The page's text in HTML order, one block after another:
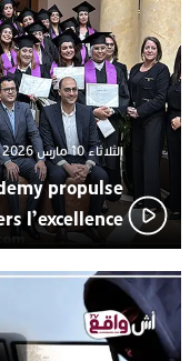
الثلاثاء 10 مارس 2026 - 10:40
propulse
l’excellence